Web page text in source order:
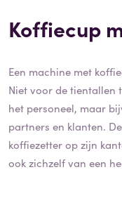
Koffiecup
Een machine met
Niet voor de tientallen
het personeel, maar
partners en klanten.
koffiezetter op zijn
ook zichzelf van een